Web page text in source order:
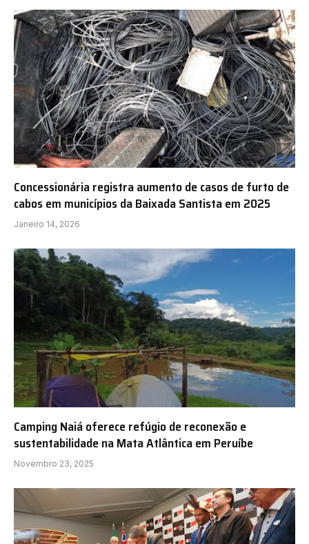
Concessionária registra aumento de casos de furto de
cabos em municípios da Baixada Santista em 2025
Janeiro 14, 2026
Camping Naiá oferece refúgio de reconexão e
sustentabilidade na Mata Atlântica em Peruíbe
Novembro 23, 2025